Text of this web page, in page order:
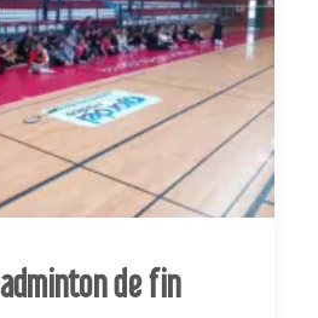
de fin